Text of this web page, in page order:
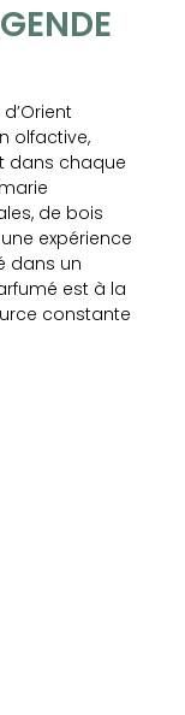
olfactive,
dans chaque
de bois
expérience
dans un
est à la
constante